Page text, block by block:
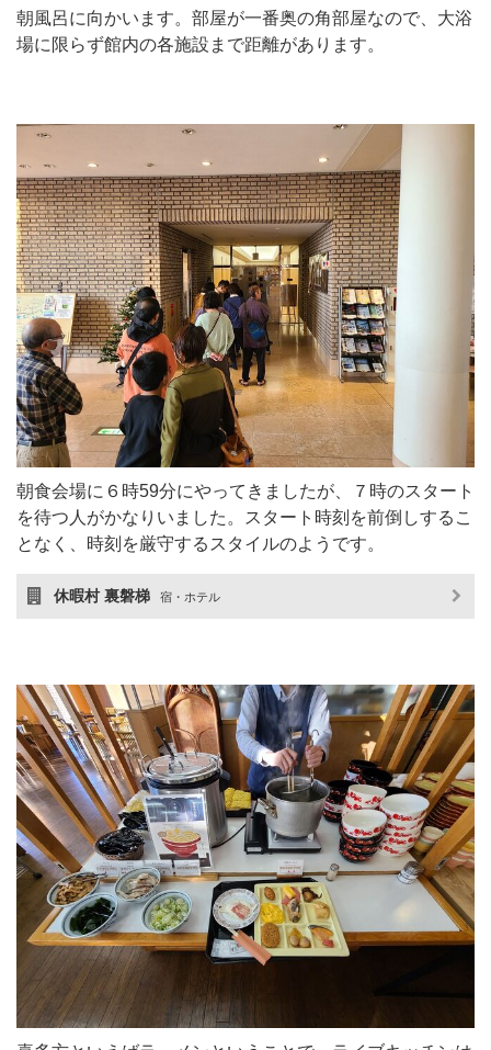
朝風呂に向かいます。部屋が一番奥の角部屋なので、大浴
場に限らず館内の各施設まで距離があります。
朝食会場に６時59分にやってきましたが、７時のスタート
を待つ人がかなりいました。スタート時刻を前倒しするこ
となく、時刻を厳守するスタイルのようです。
休暇村 裏磐梯 宿・ホテル